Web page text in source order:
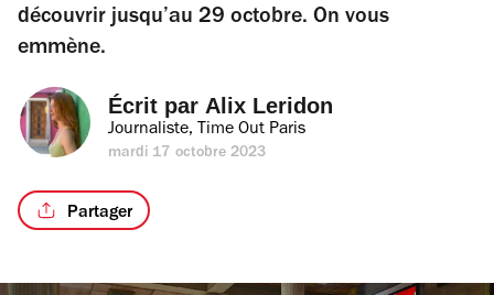
découvrir jusqu’au 29 octobre. On vous
emmène.
Écrit par Alix Leridon
Journaliste, Time Out Paris
mardi 17 octobre 2023
Partager